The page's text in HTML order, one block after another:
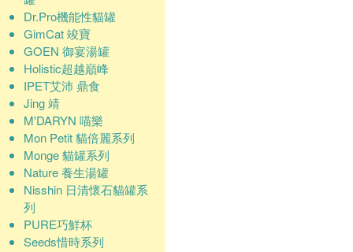
Dr.Pro機能性貓罐
GimCat 竣寶
GOEN 御宴湯罐
Holistic超越巔峰
IPET艾沛 鼎食
Jing 靖
M'DARYN 喵樂
Mon Petit 貓倍麗系列
Monge 貓罐系列
Nature 養生湯罐
Nisshin 日清懷石貓罐系
列
PURE巧鮮杯
Seeds惜時系列